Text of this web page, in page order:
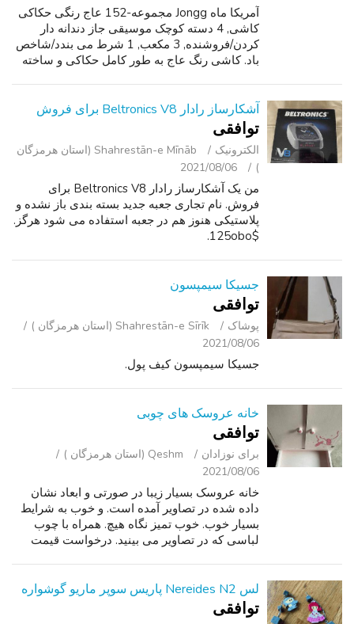
آمریکا ماه Jongg مجموعه-152 عاج رنگی حکاکی
کاشی, 4 دسته کوچک موسیقی جاز دندانه دار
کردن/فروشنده, 3 مکعب, 1 شرط می بندد/شاخص
باد. کاشی رنگ عاج به طور کامل حکاکی و ساخته
آشکارساز رادار Beltronics V8 برای فروش
توافقی
الکترونیک
Shahrestān-e Mīnāb (استان هرمزگان
)
2021/08/06
من یک آشکارساز رادار Beltronics V8 برای
فروش. نام تجاری جعبه جدید بسته بندی باز نشده و
پلاستیکی هنوز هم در جعبه استفاده می شود هرگز.
$125obo.
جسیکا سیمپسون
توافقی
پوشاک
Shahrestān-e Sīrīk (استان هرمزگان )
2021/08/06
جسیکا سیمپسون کیف پول.
خانه عروسک های چوبی
توافقی
برای نوزادان
Qeshm (استان هرمزگان )
2021/08/06
خانه عروسک بسیار زیبا در صورتی و ابعاد نشان
داده شده در تصاویر آمده است. و خوب به شرایط
بسیار خوب. خوب تمیز نگاه هیچ. همراه با چوب
لباسی که در تصاویر می بینید. درخواست قیمت
لس Nereides N2 پاریس سوپر ماریو گوشواره
توافقی